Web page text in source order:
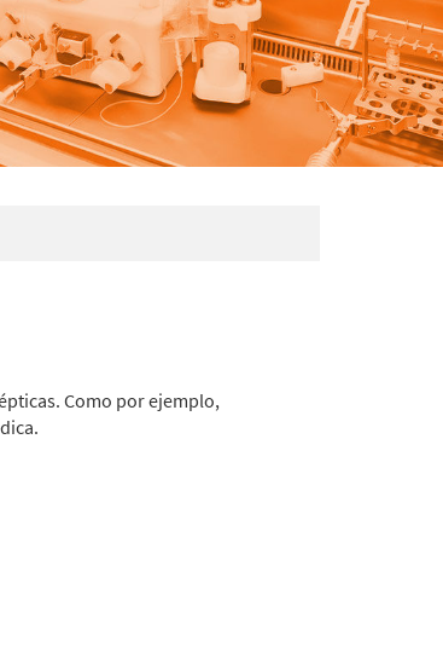
Como por ejemplo,